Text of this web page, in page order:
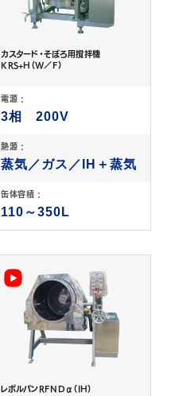
カスタード・そぼろ用撹拌機
KRS+H（W／F）
電源 :
3相 200V
熱源 :
蒸気／ガス／IH＋蒸気
缶体容積 :
110～350L
レボルパンRFNDα（IH）